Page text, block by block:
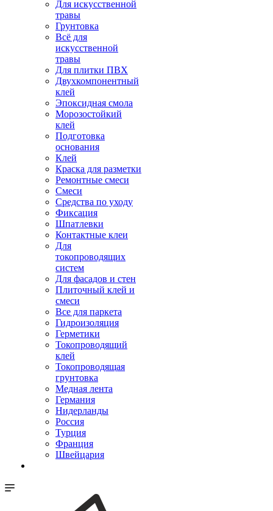
Для искусственной
травы
Грунтовка
Всё для
искусственной
травы
Для плитки ПВХ
Двухкомпонентный
клей
Эпоксидная смола
Морозостойкий
клей
Подготовка
основания
Клей
Краска для разметки
Ремонтные смеси
Смеси
Средства по уходу
Фиксация
Шпатлевки
Контактные клеи
Для
токопроводящих
систем
Для фасадов и стен
Плиточный клей и
смеси
Все для паркета
Гидроизоляция
Герметики
Токопроводящий
клей
Токопроводящая
грунтовка
Медная лента
Германия
Нидерланды
Россия
Турция
Франция
Швейцария